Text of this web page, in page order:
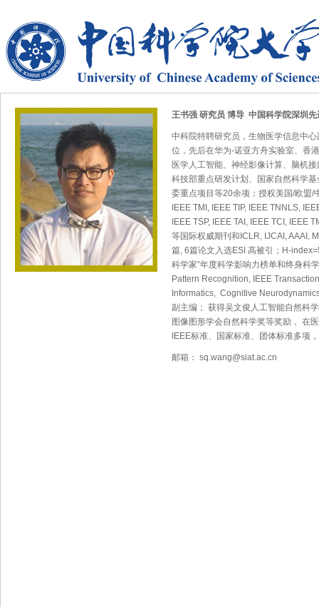
王书强 研究员 博导 中国科学院深圳
中科院特聘研究员，生物医学信息中
位，先后在华为-诺亚方舟实验室、香
医学人工智能、神经影像计算、脑机
科技部重点研发计划、国家自然科学
委重点项目等20余项；授权美国/欧盟/
IEEE TMI, IEEE TIP, IEEE TNNLS,
IEEE TSP, IEEE TAI, IEEE TCI, IEEE
等国际权威期刊和ICLR, IJCAI, AAAI,
篇, 6篇论文入选ESI 高被引；H-
科学家”年度科学影响力榜单和终身科
Pattern Recognition, IEEE
Informatics, Cognitive
副主编； 获得吴文俊人工智能自然科
图像图形学会自然科学奖等奖励， 在
IEEE标准、国家标准、团体标准多项
邮箱： sq.wang@siat.ac.cn